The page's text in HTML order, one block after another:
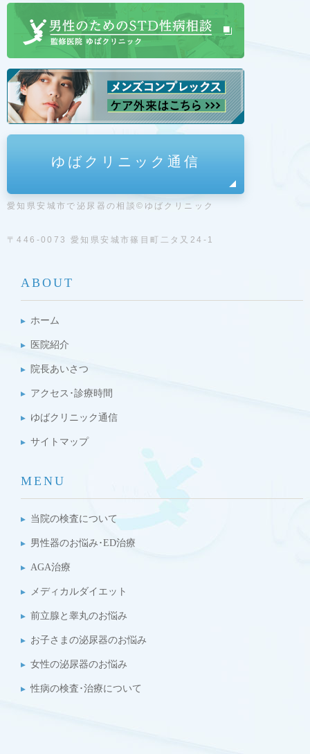
ゆばクリニック通信
愛知県安城市で泌尿器の相談©ゆばクリニック
〒446-0073 愛知県安城市篠目町二タ又24-1
ABOUT
ホーム
医院紹介
院長あいさつ
アクセス･診療時間
ゆばクリニック通信
サイトマップ
MENU
当院の検査について
男性器のお悩み･ED治療
AGA治療
メディカルダイエット
前立腺と睾丸のお悩み
お子さまの泌尿器のお悩み
女性の泌尿器のお悩み
性病の検査･治療について